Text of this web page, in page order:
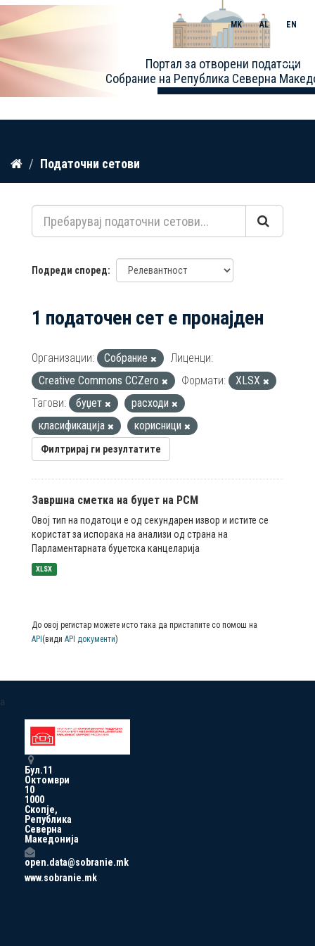
Прескокнете
содржина
Портал за отворени податоци
Собрание на Република Северна
MK AL EN
Toggle
Податочни сетови
Подреди според
1 податочен сет е пронајден
Организации: Собрание
Лиценци:
Creative Commons CCZero
Формати:
XLSX
Тагови:
буџет
расходи
класификација
корисници
Филтрирај ги резултатите
Завршна сметка на буџет на РСМ
Овој тип на податоци е од секундарен извор и истите се
користат за испорака на анализи од страна на
Парламентарната буџетска канцеларија
XLSX
До овој регистар можете исто така да пристапите со помош на
API (види API документи)
a
Бул.11
Октомври
10
1000
Скопје,
Република
Северна
Македонија
open.data@sobranie.mk
www.sobranie.mk